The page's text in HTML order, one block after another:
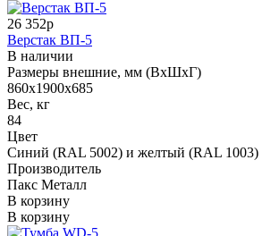
26 352р
Верстак ВП-5
В наличии
Размеры внешние, мм (ВхШхГ)
860х1900х685
Вес, кг
84
Цвет
Синий (RAL 5002) и желтый (RAL 1003)
Производитель
Пакс Металл
В корзину
В корзину